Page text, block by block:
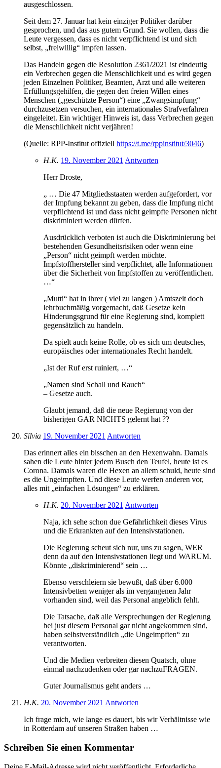
ausgeschlossen.
Seit dem 27. Januar hat kein einziger Politiker darüber
gesprochen, und das aus gutem Grund. Sie wollen, dass die
Leute vergessen, dass es nicht verpflichtend ist und sich
selbst, „freiwillig“ impfen lassen.
Das Handeln gegen die Resolution 2361/2021 ist eindeutig
ein Verbrechen gegen die Menschlichkeit und es wird gegen
jeden Einzelnen Politiker, Beamten, Arzt und alle weiteren
Erfüllungsgehilfen, die gegen den freien Willen eines
Menschen („geschützte Person“) eine „Zwangsimpfung“
durchzusetzen versuchen, ein internationales Strafverfahren
eingeleitet. Ein wichtiger Hinweis ist, dass Verbrechen gegen
die Menschlichkeit nicht verjähren!
(Quelle: RPP-Institut offiziell https://t.me/rppinstitut/3046)
H.K. 19. November 2021 Antworten
Herr Droste,
„ … Die 47 Mitgliedsstaaten werden aufgefordert, vor
der Impfung bekannt zu geben, dass die Impfung nicht
verpflichtend ist und dass nicht geimpfte Personen nicht
diskriminiert werden dürfen.
Ausdrücklich verboten ist auch die Diskriminierung bei
bestehenden Gesundheitsrisiken oder wenn eine
„Person“ nicht geimpft werden möchte.
Impfstoffhersteller sind verpflichtet, alle Informationen
über die Sicherheit von Impfstoffen zu veröffentlichen.
…“
„Mutti“ hat in ihrer ( viel zu langen ) Amtszeit doch
lehrbuchmäßig vorgemacht, daß Gesetze kein
Hinderungsgrund für eine Regierung sind, komplett
gegensätzlich zu handeln.
Da spielt auch keine Rolle, ob es sich um deutsches,
europäisches oder internationales Recht handelt.
„Ist der Ruf erst ruiniert, …“
„Namen sind Schall und Rauch“
– Gesetze auch.
Glaubt jemand, daß die neue Regierung von der
bisherigen GAR NICHTS gelernt hat ??
Silvia 19. November 2021 Antworten
Das erinnert alles ein bisschen an den Hexenwahn. Damals
sahen die Leute hinter jedem Busch den Teufel, heute ist es
Corona. Damals waren die Hexen an allem schuld, heute sind
es die Ungeimpften. Und diese Leute werfen anderen vor,
alles mit „einfachen Lösungen“ zu erklären.
H.K. 20. November 2021 Antworten
Naja, ich sehe schon due Gefährlichkeit dieses Virus
und die Erkrankten auf den Intensivstationen.
Die Regierung scheut sich nur, uns zu sagen, WER
denn da auf den Intensivstationen liegt und WARUM.
Könnte „diskriminierend“ sein …
Ebenso verschleiern sie bewußt, daß über 6.000
Intensivbetten weniger als im vergangenen Jahr
vorhanden sind, weil das Personal angeblich fehlt.
Die Tatsache, daß alle Versprechungen der Regierung
bei just diesem Personal gar nicht angekommen sind,
haben selbstverständlich „die Ungeimpften“ zu
verantworten.
Und die Medien verbreiten diesen Quatsch, ohne
einmal nachzudenken oder gar nachzuFRAGEN.
Guter Journalismus geht anders …
H.K. 20. November 2021 Antworten
Ich frage mich, wie lange es dauert, bis wir Verhältnisse wie
in Rotterdam auf unseren Straßen haben …
Schreiben Sie einen Kommentar